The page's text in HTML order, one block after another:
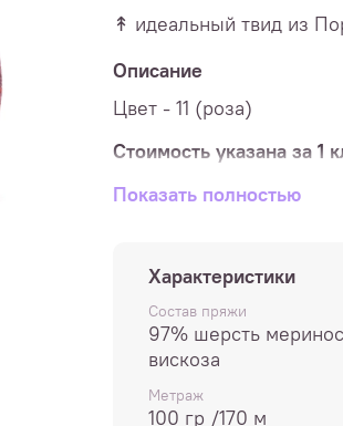
↟ идеальный твид из
Описание
Цвет - 11 (роза)
Стоимость указана за 1
Состав: 97% шерсть
Вес клубка:100гр
Спицы: 4,5 - 5 мм
Плотность в образце
Расход: шапка - 1
Показать полностью
Характеристики
Состав пряжи
97% шерсть
вискоза
Метраж
100 гр /170 м